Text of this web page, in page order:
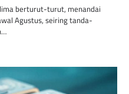
berturut-turut, menandai
Agustus, seiring tanda-